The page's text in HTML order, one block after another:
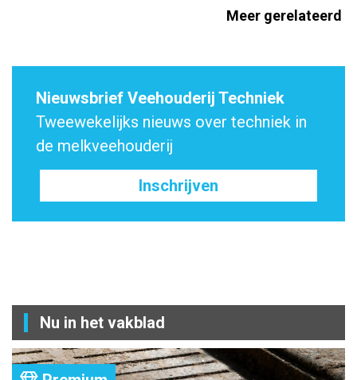
Meer gerelateerd
Nieuwsbrief Veehouderij Techniek
Tweewekelijks nieuws over techniek in
de melkveehouderij
Inschrijven
Nu in het vakblad